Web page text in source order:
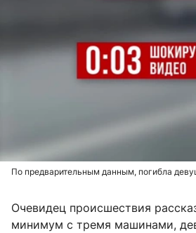
По предварительным данным, погибла
Очевидец происшествия
минимум с тремя машинами,